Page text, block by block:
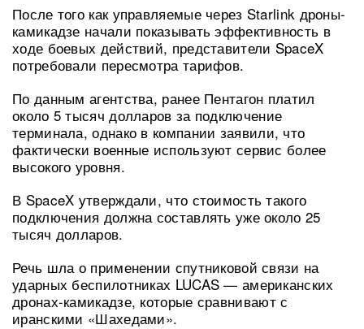
После того как управляемые через Starlink дроны-
камикадзе начали показывать эффективность в
ходе боевых действий, представители SpaceX
потребовали пересмотра тарифов.
По данным агентства, ранее Пентагон платил
около 5 тысяч долларов за подключение
терминала, однако в компании заявили, что
фактически военные используют сервис более
высокого уровня.
В SpaceX утверждали, что стоимость такого
подключения должна составлять уже около 25
тысяч долларов.
Речь шла о применении спутниковой связи на
ударных беспилотниках LUCAS — американских
дронах-камикадзе, которые сравнивают с
иранскими «Шахедами».